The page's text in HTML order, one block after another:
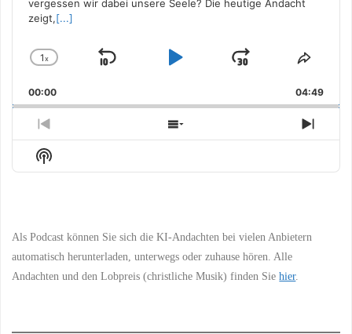
vergessen wir dabei unsere Seele? Die heutige Andacht
zeigt,[...]
Change
Rate
1x
Skip
Play
Jump
Forward
Share
00:00 04:49
Previous
Episode
Show
Episodes
Next
Show
Podcast
Als Podcast können Sie sich die KI-Andachten bei vielen Anbietern
automatisch herunterladen, unterwegs oder zuhause hören. Alle
Andachten und den Lobpreis (christliche Musik) finden Siehier.